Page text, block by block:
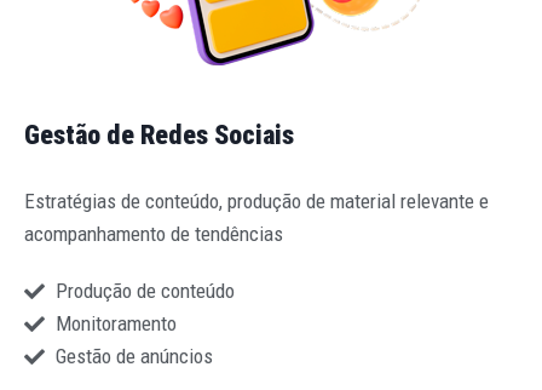
Gestão de Redes Sociais
Estratégias de conteúdo, produção de material relevante e
acompanhamento de tendências
Produção de conteúdo
Monitoramento
Gestão de anúncios